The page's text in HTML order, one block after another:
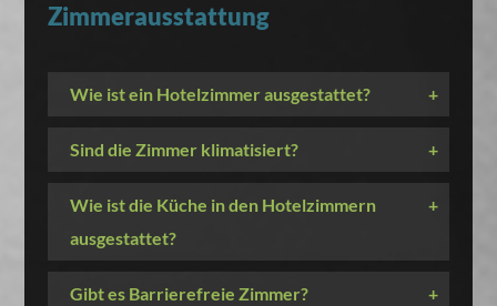
Zimmerausstattung
Wie ist ein Hotelzimmer ausgestattet? +
Sind die Zimmer klimatisiert? +
Wie ist die Küche in den Hotelzimmern
ausgestattet?
+
Gibt es Barrierefreie Zimmer? +